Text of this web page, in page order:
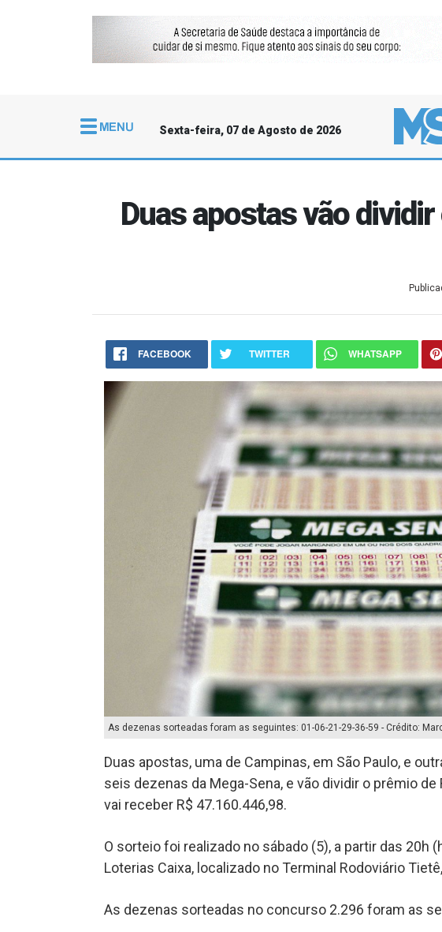
Sexta-feira, 07 de Agosto de 2026
Duas apostas vão
FACEBOOK TWITTER WHATSAPP
As dezenas sorteadas foram as seguintes: 01-06-21-29-36-59 - Crédito:
Duas apostas, uma de Campinas, em São Paulo, e
seis dezenas da Mega-Sena, e vão dividir o prêmio de
vai receber R$ 47.160.446,98.
O sorteio foi realizado no sábado (5), a partir das 20h
Loterias Caixa, localizado no Terminal Rodoviário
As dezenas sorteadas no concurso 2.296 foram as